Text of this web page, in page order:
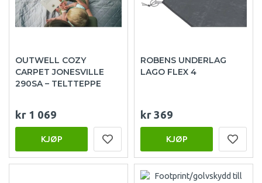
OUTWELL COZY
CARPET JONESVILLE
290SA – TELTTEPPE
kr 1 069
KJØP
ROBENS UNDERLAG
LAGO FLEX 4
kr 369
KJØP